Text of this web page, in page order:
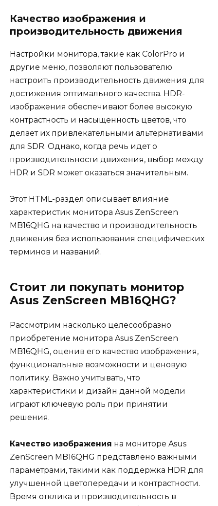
Качество изображения и
производительность движения
Настройки монитора, такие как ColorPro и
другие меню, позволяют пользователю
настроить производительность движения для
достижения оптимального качества. HDR-
изображения обеспечивают более высокую
контрастность и насыщенность цветов, что
делает их привлекательными альтернативами
для SDR. Однако, когда речь идет о
производительности движения, выбор между
HDR и SDR может оказаться значительным.
Этот HTML-раздел описывает влияние
характеристик монитора Asus ZenScreen
MB16QHG на качество и производительность
движения без использования специфических
терминов и названий.
Стоит ли покупать монитор
Asus ZenScreen MB16QHG?
Рассмотрим насколько целесообразно
приобретение монитора Asus ZenScreen
MB16QHG, оценив его качество изображения,
функциональные возможности и ценовую
политику. Важно учитывать, что
характеристики и дизайн данной модели
играют ключевую роль при принятии
решения.
Качество изображения на мониторе Asus
ZenScreen MB16QHG представлено важными
параметрами, такими как поддержка HDR для
улучшенной цветопередачи и контрастности.
Время отклика и производительность в